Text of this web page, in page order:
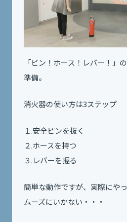
「ピン！ホース！レバー！」
準備。
消火器の使い方は3ステップ
１.安全ピンを抜く
２.ホースを持つ
３.レバーを握る
簡単な動作ですが、実際にや
ムーズにいかない・・・